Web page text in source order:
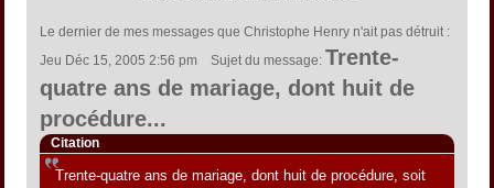
Le dernier de mes messages que Christophe Henry n'ait pas détruit :
Jeu Déc 15, 2005 2:56 pm Sujet du message: Trente-
quatre ans de mariage, dont huit de
procédure...
Citation
Trente-quatre ans de mariage, dont huit de procédure, soit